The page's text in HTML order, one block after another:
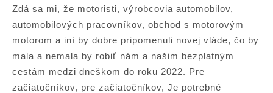
Zdá sa mi, že motoristi, výrobcovia automobilov,
automobilových pracovníkov, obchod s motorovým
motorom a iní by dobre pripomenuli novej vláde, čo by
mala a nemala by robiť nám a našim bezplatným
cestám medzi dneškom do roku 2022. Pre
začiatočníkov, pre začiatočníkov, Je potrebné